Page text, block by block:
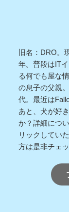
旧名：DRO。
年。普段はIT
る何でも屋な
の息子の父親
代。最近は
あと、犬が好
か？詳細につ
リックしてい
方は是非チェ